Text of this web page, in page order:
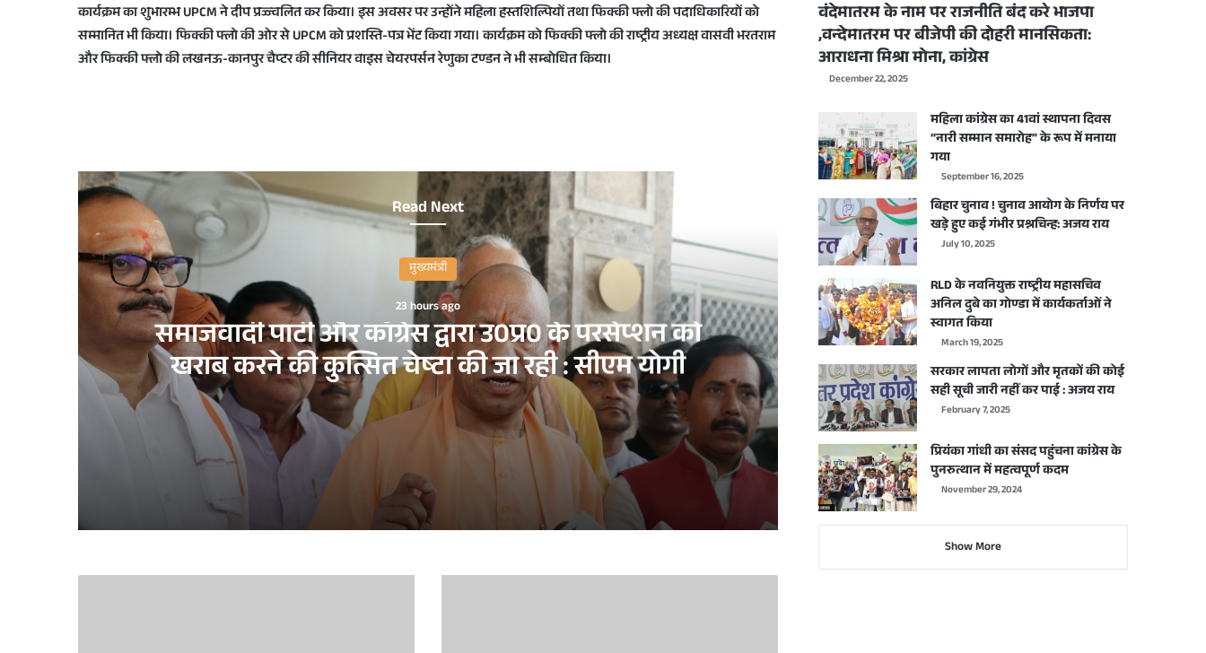
कार्यक्रम का शुभारम्भ UPCM ने दीप प्रज्ज्वलित कर किया। इस अवसर पर उन्होंने महिला हस्तशिल्पियों तथा फिक्की फ्लो की पदाधिकारियों को
सम्मानित भी किया। फिक्की फ्लो की ओर से UPCM को प्रशस्ति-पत्र भेंट किया गया। कार्यक्रम को फिक्की फ्लो की राष्ट्रीय अध्यक्ष वासवी भरतराम
और फिक्की फ्लो की लखनऊ-कानपुर चैप्टर की सीनियर वाइस चेयरपर्सन रेणुका टण्डन ने भी सम्बोधित किया।
Read Next
मुख्यमंत्री
23 hours ago
समाजवादी पार्टी और काँग्रेस द्वारा उ0प्र0 के परसेप्शन को
खराब करने की कुत्सित चेष्टा की जा रही : सीएम योगी
23 hours ago
समाजवादी पार्टी और काँग्रेस द्वारा उ0प्र0 के परसेप्शन को खराब करने की कुत्सित चेष्टा की जा रही : सीएम योगी
2 days ago
वंदेमातरम के नाम पर राजनीति बंद करे भाजपा
,वन्देमातरम पर बीजेपी की दोहरी मानसिकता:
आराधना मिश्रा मोना, कांग्रेस
December 22, 2025
महिला कांग्रेस का 41वां स्थापना दिवस
“नारी सम्मान समारोह” के रूप में मनाया
गया
September 16, 2025
बिहार चुनाव ! चुनाव आयोग के निर्णय पर
खड़े हुए कई गंभीर प्रश्नचिन्ह: अजय राय
July 10, 2025
RLD के नवनियुक्त राष्ट्रीय महासचिव
अनिल दुबे का गोण्डा में कार्यकर्ताओं ने
स्वागत किया
March 19, 2025
सरकार लापता लोगों और मृतकों की कोई
सही सूची जारी नहीं कर पाई : अजय राय
February 7, 2025
प्रियंका गांधी का संसद पहुंचना कांग्रेस के
पुनरुत्थान में महत्वपूर्ण कदम
November 29, 2024
Show More